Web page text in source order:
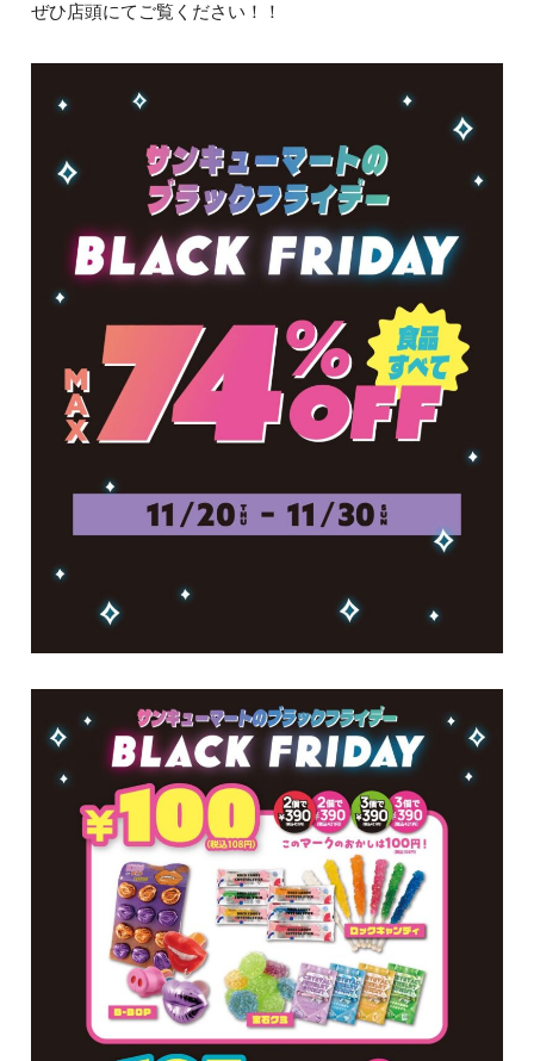
ぜひ店頭にてご覧ください！！